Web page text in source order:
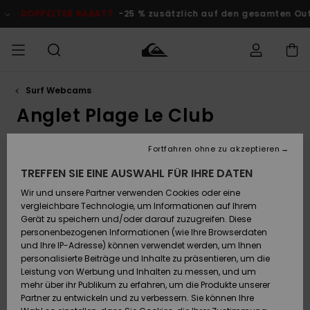
springenDOPPELTER RABATT -25 % zusätzlich auf den gesamten
MÄNNER
Accessoires
Schuhe&
Flip-Flops
Surf
Snow
JUNGEN
Accessoires
Schuhe&
Flip-Flops
Surf
Snow
FRAUEN
Brandneu
Highlights
Snow
SURF
Männer
Kinder
Highlights
Community
SNOW
Männer
Kinder
Snow Shop
Damen
Highlights
DOPPELTER
RABATT
Herren
KINDER
Outlet
Frauen
zugreifen
Versand
Retouren
Bezahlung
Geschenkkarte
Quiksilver
Surf Webcams
Anglet Plage Le Club
Nestled right below the iconic cliffs, Club Sud in
Anglet serves up epic views over the famous
Chambre d'Amour. This essential Basque Country
beach break delivers a huge variety of conditions
depending on the shifting sandbanks and incoming
swell. As you'll spot on our Anglet surf cam, the line-
up can get pretty busy when those clean summer
swells roll in, but thanks to the multiple peaks, you
can usually hunt down a quiet wave. Make sure you
check the Club Sud webcam and live conditions at
TREFFEN SIE EINE AUSWAHL FÜR IHRE DATEN
Wir und unsere Partner verwenden Cookies oder eine
vergleichbare Technologie, um Informationen auf Ihrem
Gerät zu speichern und/oder darauf zuzugreifen. Diese
personenbezogenen Informationen (wie Ihre Browserdaten
und Ihre IP-Adresse) können verwendet werden, um Ihnen
personalisierte Beiträge und Inhalte zu präsentieren, um die
Leistung von Werbung und Inhalten zu messen, und um
mehr über ihr Publikum zu erfahren, um die Produkte unserer
Partner zu entwickeln und zu verbessern. Sie können Ihre
Fortfahren ohne zu akzeptieren